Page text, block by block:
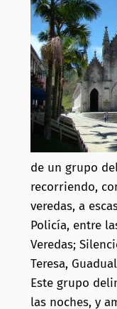
de un grupo
recorriendo,
veredas, a
Policía, entre
Veredas;
Teresa,
Este grupo
las noches, y